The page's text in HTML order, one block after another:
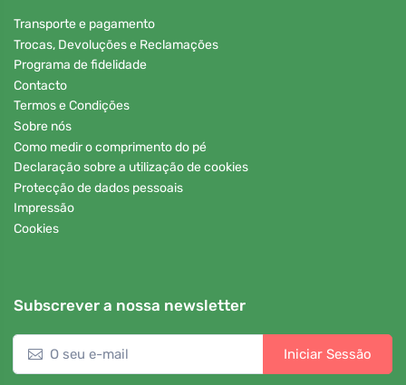
Transporte e pagamento
Trocas, Devoluções e Reclamações
Programa de fidelidade
Contacto
Termos e Condições
Sobre nós
Como medir o comprimento do pé
Declaração sobre a utilização de cookies
Protecção de dados pessoais
Impressão
Cookies
Subscrever a nossa newsletter
Iniciar Sessão